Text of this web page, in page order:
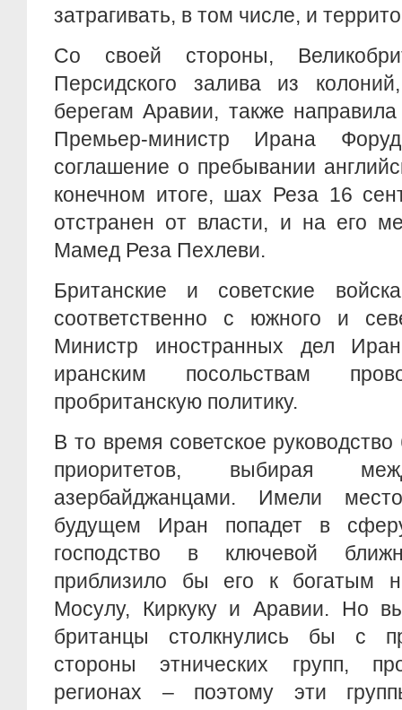
затрагивать, в том числе, и
Со своей стороны,
Персидского залива из
берегам Аравии, также
Премьер-министр Ирана
соглашение о пребывании
конечном итоге, шах Реза 16
отстранен от власти, и на его
Мамед Реза Пехлеви.
Британские и советские
соответственно с южного и
Министр иностранных дел
иранским посольствам
пробританскую политику.
В то время советское
приоритетов, выбирая
азербайджанцами. Имели
будущем Иран попадет в
господство в ключевой
приблизило бы его к богатым
Мосулу, Киркуку и Аравии. Но
британцы столкнулись бы с
стороны этнических групп,
регионах – поэтому эти